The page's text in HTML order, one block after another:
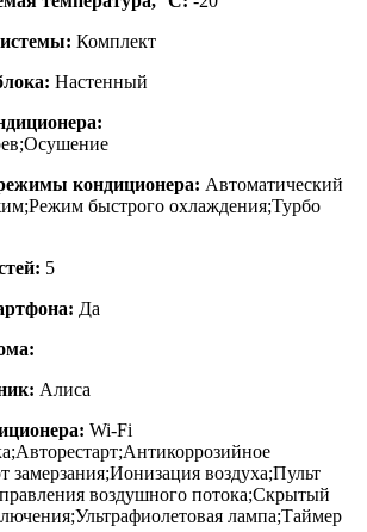
Комплект
Настенный
кондиционера: Автоматический
быстрого охлаждения;Турбо
5
Да
Алиса
Wi-Fi
замерзания;Ионизация воздуха;Пульт
воздушного потока;Скрытый
лампа;Таймер